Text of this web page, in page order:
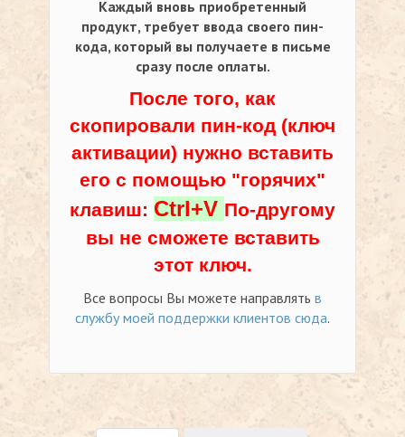
Каждый вновь приобретенный
продукт, требует ввода своего пин-
кода, который вы получаете в письме
сразу после оплаты.
После того, как
скопировали пин-код (ключ
активации) нужно вставить
его с помощью "горячих"
клавиш: Ctrl+V По-другому
вы не сможете вставить
этот ключ.
Все вопросы Вы можете направлять в
службу моей поддержки клиентов сюда.